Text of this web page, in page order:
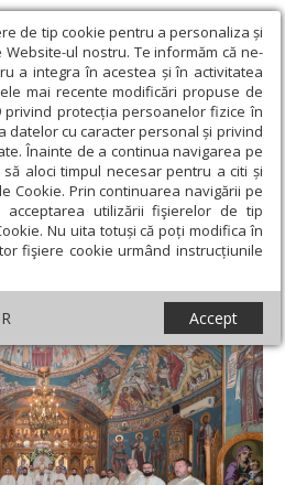
de tip cookie pentru a personaliza și
ul nostru. Te informăm că ne-
a integra în acestea și în activitatea
mai recente modificări propuse de
privind protecția persoanelor fizice în
datelor cu caracter personal și privind
Înainte de a continua navigarea pe
aloci timpul necesar pentru a citi și
Cookie. Prin continuarea navigării pe
acceptarea utilizării fişierelor de tip
Nu uita totuși că poți modifica în
fişiere cookie urmând instrucțiunile
Accept
› Știri › Rugăciune şi
în Parohia Măneciu-